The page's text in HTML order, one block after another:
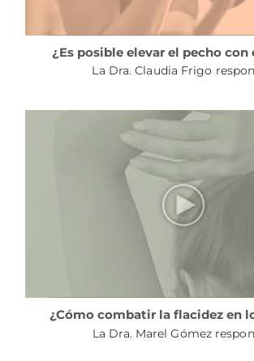
¿Es posible elevar el pecho con
La Dra. Claudia Frigo
¿Cómo combatir la flacidez en
La Dra. Marel Gómez